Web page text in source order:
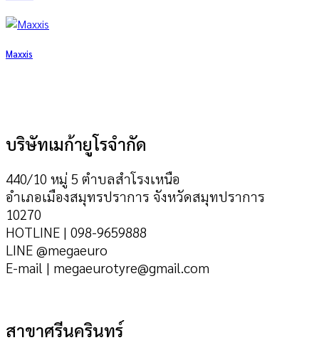
Maxxis
บริษัทเมก้ายูโรจำกัด
440/10 หมู่ 5 ตำบลสำโรงเหนือ
อำเภอเมืองสมุทรปราการ จังหวัดสมุทปราการ
10270
HOTLINE | 098-9659888
LINE @megaeuro
E-mail | megaeurotyre@gmail.com
สาขาศรีนครินทร์